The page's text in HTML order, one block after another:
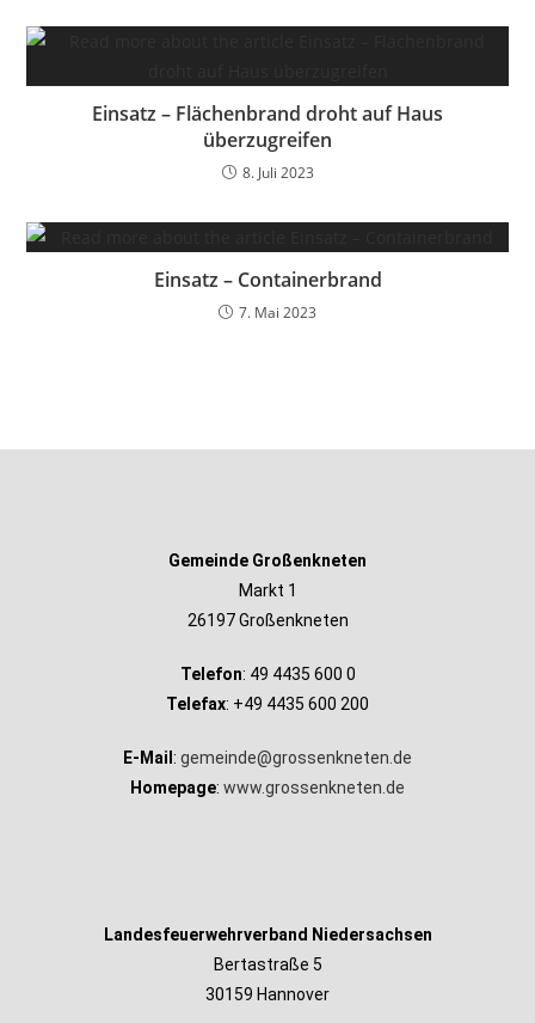
Einsatz – Flächenbrand droht auf Haus
überzugreifen
8. Juli 2023
Einsatz – Containerbrand
7. Mai 2023
Gemeinde Großenkneten
Markt 1
26197 Großenkneten
Telefon: 49 4435 600 0
Telefax: +49 4435 600 200
E-Mail : gemeinde@grossenkneten.de
Homepage: www.grossenkneten.de
Landesfeuerwehrverband Niedersachsen
Bertastraße 5
30159 Hannover